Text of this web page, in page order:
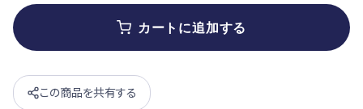
カートに追加する
この商品を共有する